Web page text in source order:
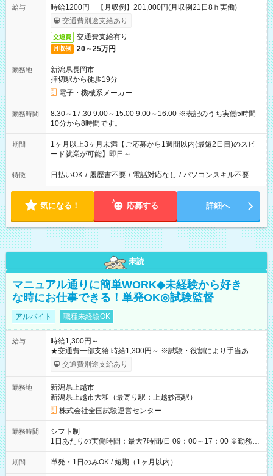
給与
時給1200円 【月収例】201,000円(月収例21日8ｈ実働)
交通費別途支給あり
交通費 交通費支給有り
月収例 20～25万円
勤務地
新潟県長岡市
押切駅から徒歩19分
電子・機械系メーカー
勤務時間
8:30～17:30 9:00～15:00 9:00～16:00 ※表記のうち実働5時間
10分から8時間です。
期間
1ヶ月以上3ヶ月未満【ご応募から1週間以内(最短2日目)のスピ
ード就業が可能】即日～
特徴 日払いOK / 履歴書不要 / 電話対応なし / パソコンスキル不要
気になる！ 応募する 詳細へ
未読
マニュアル通りに簡単WORK◆未経験から好き
な時にお仕事できる！単発OK◎試験監督
アルバイト 職種未経験OK
給与
時給1,300円～
★交通費一部支給 時給1,300円～ ※試験・役割により手当あり
※勤務回数により昇給あり 【即給（前払い）オプションあ
り！】 希望される場合、勤務から1週間ほどで給与の一部を受け
例】 ・河合塾模擬試験 8:30～17:30（休憩1時間） 時給1,300円
×8時間＝日収10,400円＋交通費 ※当日の役割により時給＋100
円の場合あり ・国家試験 7:00～13:30（休憩なし） 時給1,300
円（役割手当＋100円）×6時間＝日収8,400円＋交通費 【試用期
間】試用期間なし
交通費別途支給あり
勤務地
新潟県上越市
新潟県上越市大和（最寄り駅：上越妙高駅）
株式会社全国試験運営センター
勤務時間
シフト制
1日あたりの実働時間：最大7時間/日 09：00～17：00 ※勤務時
間は 試験により異なります。
期間 単発・1日のみOK / 短期（1ヶ月以内）